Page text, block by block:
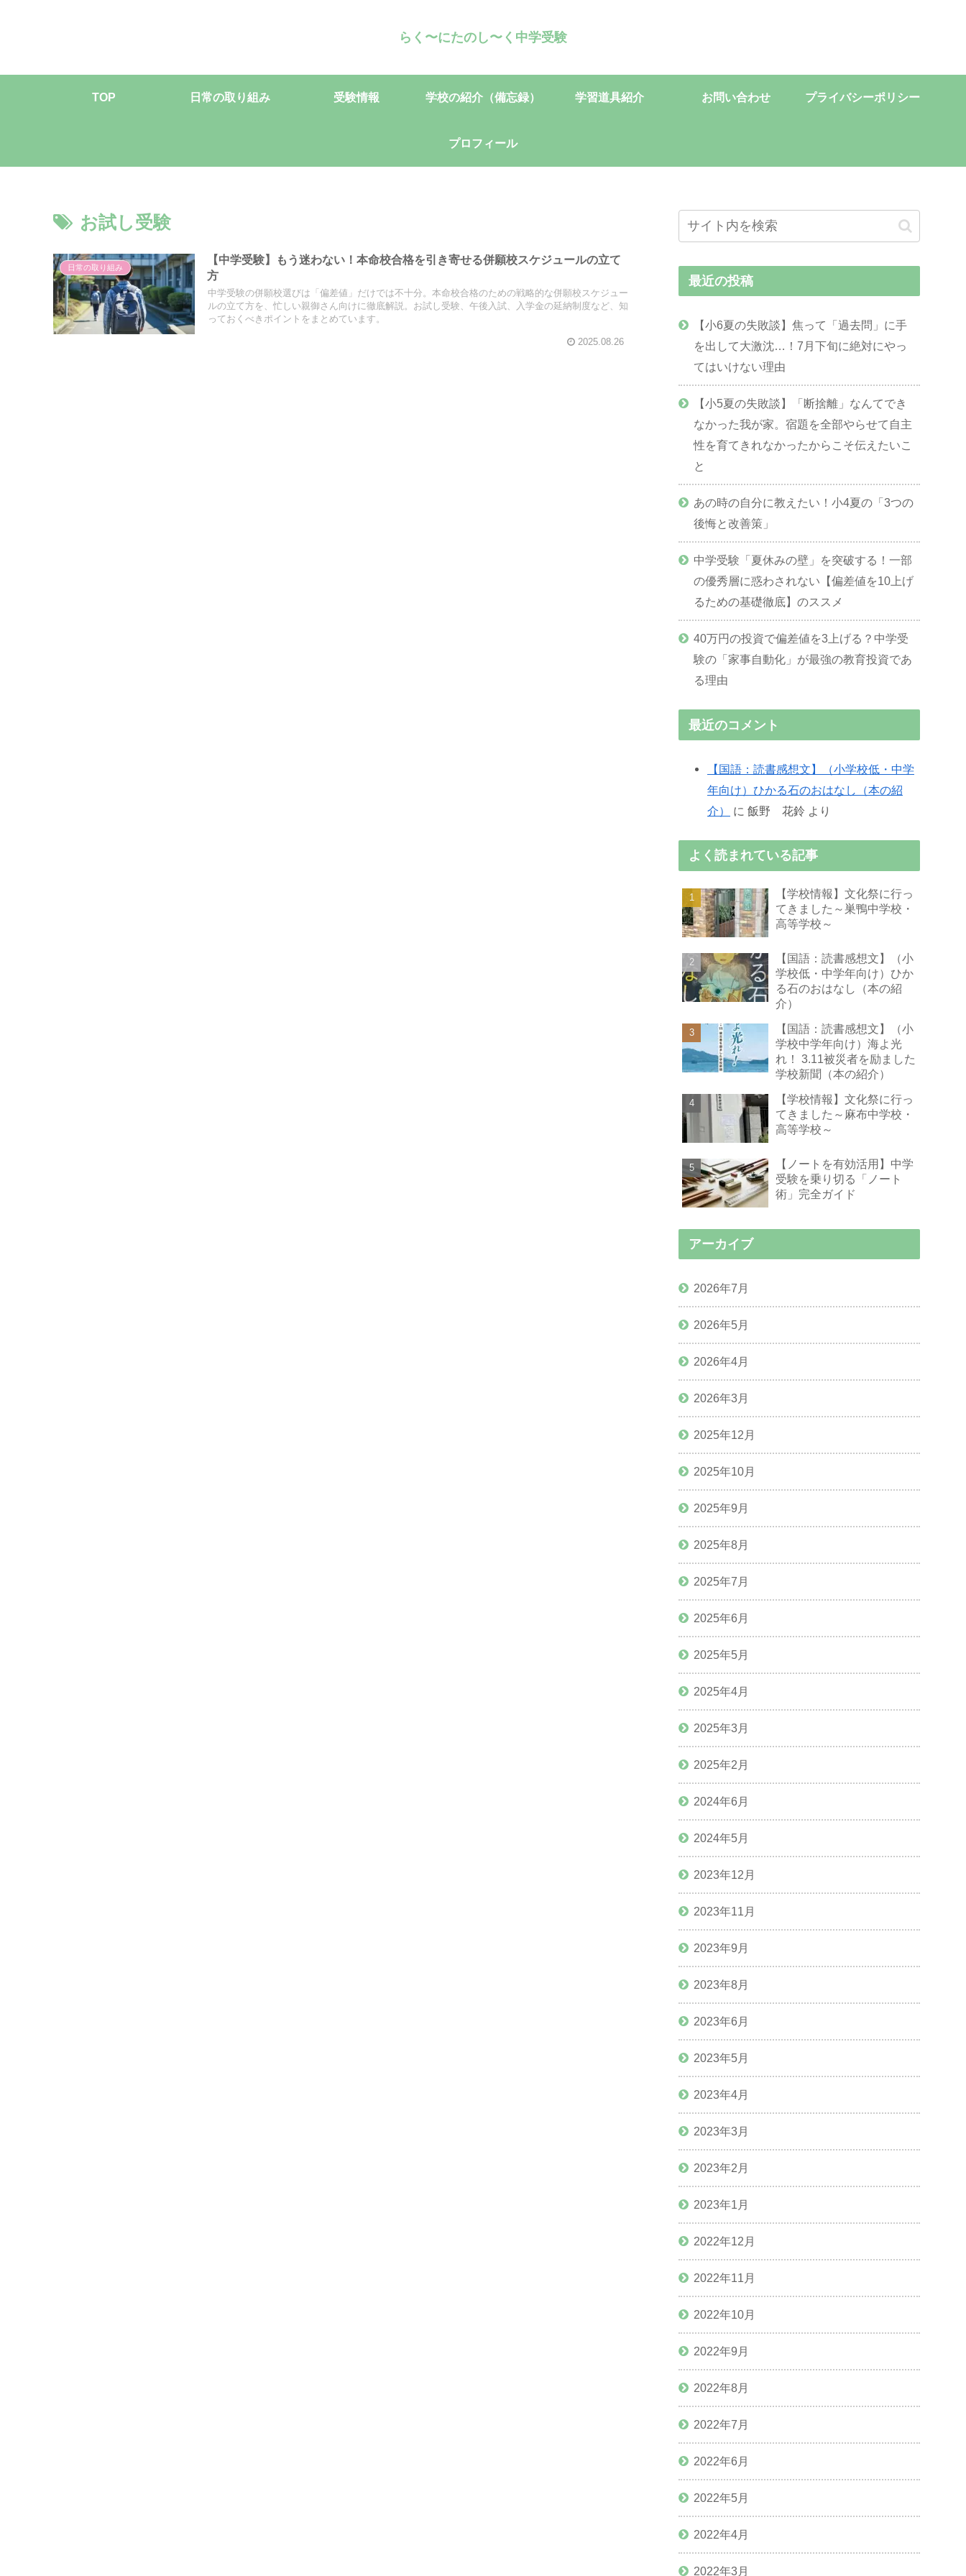
らく〜にたのし〜く中学受験
TOP 日常の取り組み 受験情報 学校の紹介（備忘録） 学習道具紹介 お問い合わせ プライバシーポリシー
プロフィール
お試し受験
日常の取り組み
【中学受験】もう迷わない！本命校合格を引き寄せる併願校スケジュールの立て
方
中学受験の併願校選びは「偏差値」だけでは不十分。本命校合格のための戦略的な併願校スケジュー
ルの立て方を、忙しい親御さん向けに徹底解説。お試し受験、午後入試、入学金の延納制度など、知
っておくべきポイントをまとめています。
2025.08.26
最近の投稿
【小6夏の失敗談】焦って「過去問」に手
を出して大激沈…！7月下旬に絶対にやっ
てはいけない理由
【小5夏の失敗談】「断捨離」なんてでき
なかった我が家。宿題を全部やらせて自主
性を育てきれなかったからこそ伝えたいこ
と
あの時の自分に教えたい！小4夏の「3つの
後悔と改善策」
中学受験「夏休みの壁」を突破する！一部
の優秀層に惑わされない【偏差値を10上げ
るための基礎徹底】のススメ
40万円の投資で偏差値を3上げる？中学受
験の「家事自動化」が最強の教育投資であ
る理由
最近のコメント
【国語：読書感想文】（小学校低・中学
年向け）ひかる石のおはなし（本の紹
介）
に 飯野 花鈴 より
よく読まれている記事
【学校情報】文化祭に行っ
てきました～巣鴨中学校・
高等学校～
【国語：読書感想文】（小
学校低・中学年向け）ひか
る石のおはなし（本の紹
介）
【国語：読書感想文】（小
学校中学年向け）海よ光
れ！ 3.11被災者を励ました
学校新聞（本の紹介）
【学校情報】文化祭に行っ
てきました～麻布中学校・
高等学校～
【ノートを有効活用】中学
受験を乗り切る「ノート
術」完全ガイド
アーカイブ
2026年7月
2026年5月
2026年4月
2026年3月
2025年12月
2025年10月
2025年9月
2025年8月
2025年7月
2025年6月
2025年5月
2025年4月
2025年3月
2025年2月
2024年6月
2024年5月
2023年12月
2023年11月
2023年9月
2023年8月
2023年6月
2023年5月
2023年4月
2023年3月
2023年2月
2023年1月
2022年12月
2022年11月
2022年10月
2022年9月
2022年8月
2022年7月
2022年6月
2022年5月
2022年4月
2022年3月